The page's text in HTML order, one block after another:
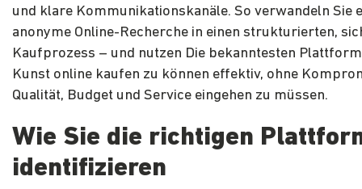
und klare Kommunikationskanäle. So verwandeln Sie
anonyme Online-Recherche in einen strukturierten,
Kaufprozess – und nutzen Die bekanntesten
Kunst online kaufen zu können effektiv, ohne
Qualität, Budget und Service eingehen zu müssen.
Wie Sie die richtigen
identifizieren